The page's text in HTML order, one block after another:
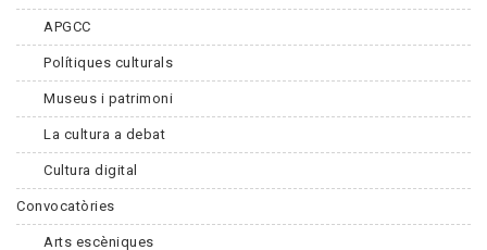
APGCC
Polítiques culturals
Museus i patrimoni
La cultura a debat
Cultura digital
Convocatòries
Arts escèniques